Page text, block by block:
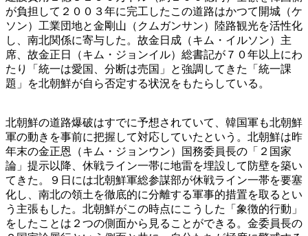
が負担して２００３年に完工したこの道路はかつて開城（ケ
ソン）工業団地と金剛山（クムガンサン）陸路観光を活性化
し、南北関係に寄与した。故金日成（キム・イルソン）主
席、故金正日（キム・ジョンイル）総書記が７０年以上にわ
たり「統一は愛国、分断は売国」と強調してきた「統一課
題」を北朝鮮が自ら否定する状況をもたらしている。
北朝鮮の道路爆破はすでに予想されていて、韓国軍も北朝鮮
軍の動きを事前に把握して対応していたという。北朝鮮は昨
年末の金正恩（キム・ジョンウン）国務委員長の「２国家
論」提示以降、休戦ライン一帯に地雷を埋設して防壁を築い
てきた。９日には北朝鮮軍総参謀部が休戦ライン一帯を要塞
化し、南北の領土を徹底的に分離する軍事的措置を取るとい
う主張もした。北朝鮮がこの時点にこうした「象徴的行動」
をしたことは２つの側面から見ることができる。金委員長の